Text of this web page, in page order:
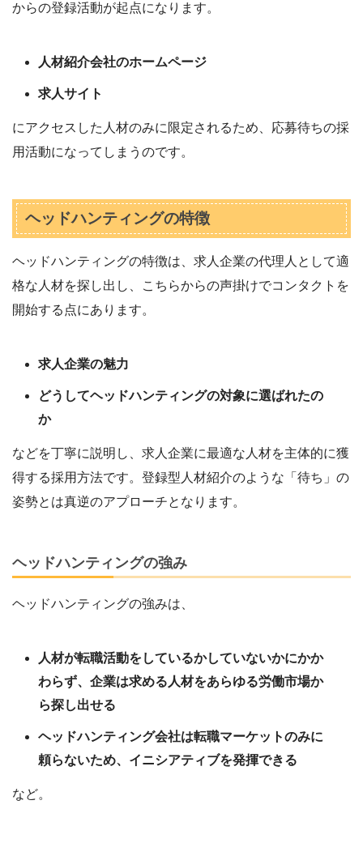
からの登録活動が起点になります。
人材紹介会社のホームページ
求人サイト
にアクセスした人材のみに限定されるため、応募待ちの採
用活動になってしまうのです。
ヘッドハンティングの特徴
ヘッドハンティングの特徴は、求人企業の代理人として適
格な人材を探し出し、こちらからの声掛けでコンタクトを
開始する点にあります。
求人企業の魅力
どうしてヘッドハンティングの対象に選ばれたの
か
などを丁寧に説明し、求人企業に最適な人材を主体的に獲
得する採用方法です。登録型人材紹介のような「待ち」の
姿勢とは真逆のアプローチとなります。
ヘッドハンティングの強み
ヘッドハンティングの強みは、
人材が転職活動をしているかしていないかにかか
わらず、企業は求める人材をあらゆる労働市場か
ら探し出せる
ヘッドハンティング会社は転職マーケットのみに
頼らないため、イニシアティブを発揮できる
など。